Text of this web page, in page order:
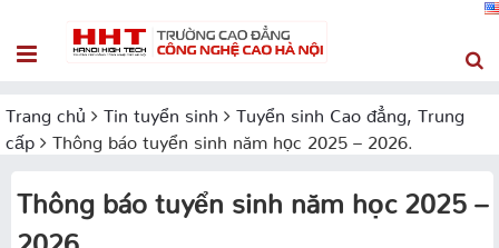
Trang chủ Tin tuyển sinh
Tuyển sinh Cao đẳng, Trung
cấp
Thông báo tuyển sinh năm học 2025 – 2026.
Thông báo tuyển sinh năm học 2025 –
2026.